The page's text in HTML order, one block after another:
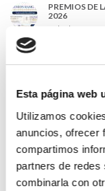
Esta página web
Utilizamos
anuncios, ofrecer
compartimos
partners de redes
combinarla con
PREMIOS DE
2026
31/07/2026
DE CASOS
22/07/2026
TRÁFICO
DEL CASCO Y
13/07/2026